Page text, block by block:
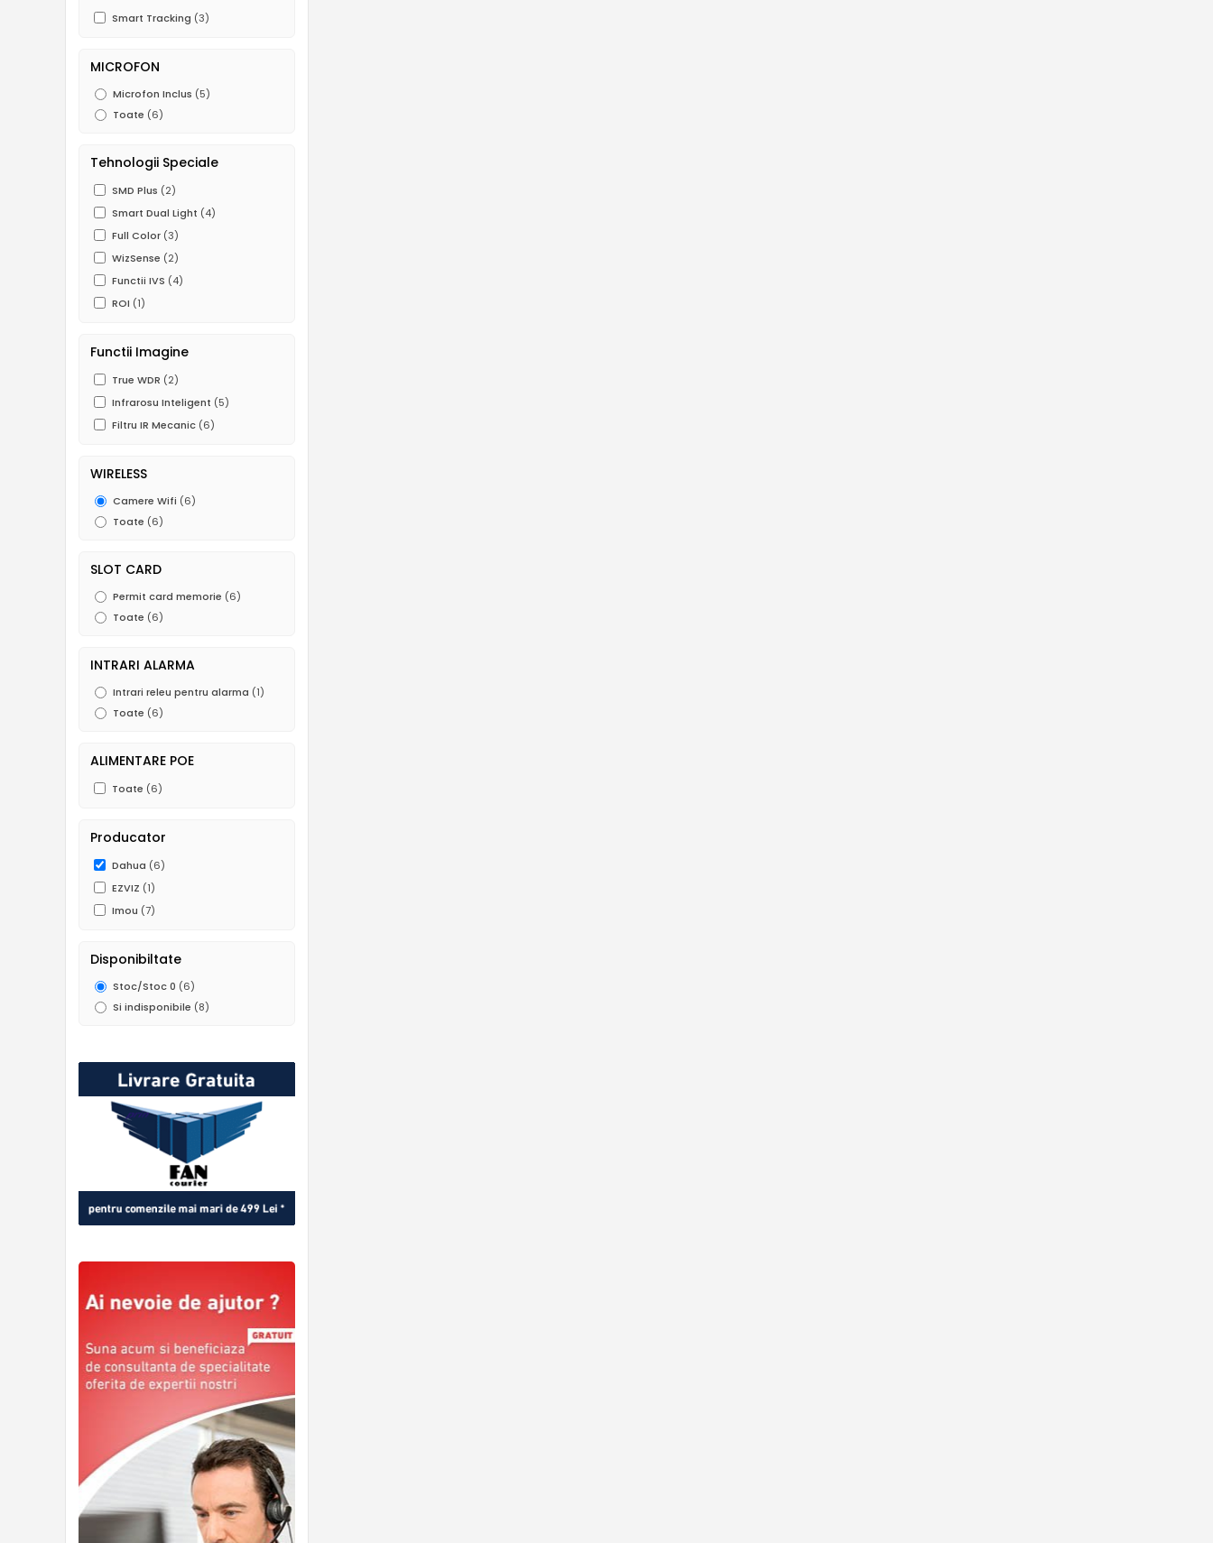
Smart Tracking (3)
MICROFON
Microfon Inclus (5)
Toate (6)
Tehnologii Speciale
SMD Plus (2)
Smart Dual Light (4)
Full Color (3)
WizSense (2)
Functii IVS (4)
ROI (1)
Functii Imagine
True WDR (2)
Infrarosu Inteligent (5)
Filtru IR Mecanic (6)
WIRELESS
Camere Wifi (6)
Toate (6)
SLOT CARD
Permit card memorie (6)
Toate (6)
INTRARI ALARMA
Intrari releu pentru alarma (1)
Toate (6)
ALIMENTARE POE
Toate (6)
Producator
Dahua (6)
EZVIZ (1)
Imou (7)
Disponibiltate
Stoc/Stoc 0 (6)
Si indisponibile (8)